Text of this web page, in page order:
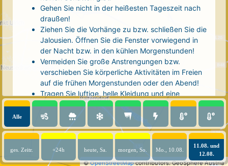
©OpenStreetMapcontributors. GeoSphere Austria
Gehen Sie nicht in der heißesten Tageszeit nach
draußen!
Ziehen Sie die Vorhänge zu bzw. schließen Sie die
Jalousien. Öffnen Sie die Fenster vorwiegend in
der Nacht bzw. in den kühlen Morgenstunden!
Vermeiden Sie große Anstrengungen bzw.
verschieben Sie körperliche Aktivitäten im Freien
auf die frühen Morgenstunden oder den Abend!
Tragen Sie luftige, helle Kleidung und eine
Kopfbedeckung!
Nehmen Sie eine kühle Dusche! Auch kalte Arm-
und Fußbäder wirken entlastend.
Trinken Sie ausreichend und regelmäßig
(mindestens 2 - 3 Liter pro Tag)! Optimal sind
Wasser, ungesüßter Tee oder mit Wasser
Alle
ges. Zeitr. +24h heute, Sa. morgen, So. Mo., 10.08.
11.08. und
12.08.